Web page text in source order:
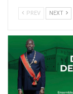
PREV NEXT